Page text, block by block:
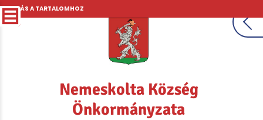
UGRÁS A TARTALOMHOZ
Nemeskolta Község
Önkormányzata